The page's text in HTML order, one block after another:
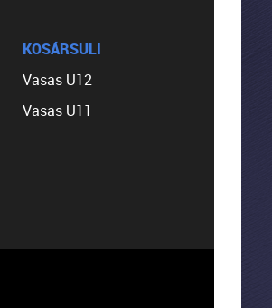
KOSÁRSULI
Vasas U12
Vasas U11